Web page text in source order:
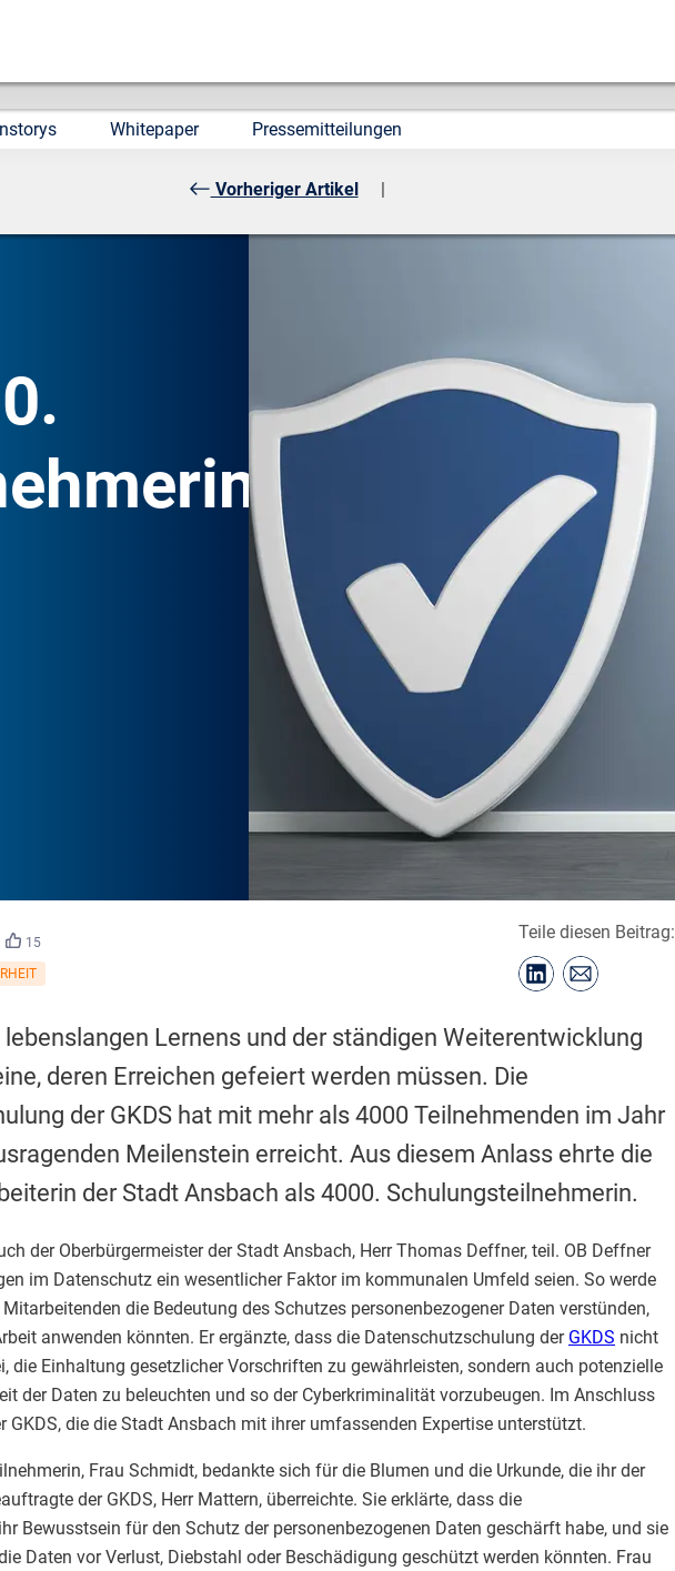
Whitepaper Pressemitteilungen
Vorheriger Artikel |
15
Teile diesen Beitrag:
lebenslangen Lernens und der ständigen Weiterentwicklung
deren Erreichen gefeiert werden müssen. Die
der GKDS hat mit mehr als 4000 Teilnehmenden im Jahr
Meilenstein erreicht. Aus diesem Anlass ehrte die
der Stadt Ansbach als 4000. Schulungsteilnehmerin.
der Oberbürgermeister der Stadt Ansbach, Herr Thomas Deffner, teil. OB Deffner
im Datenschutz ein wesentlicher Faktor im kommunalen Umfeld seien. So werde
die Bedeutung des Schutzes personenbezogener Daten verstünden,
anwenden könnten. Er ergänzte, dass die Datenschutzschulung der GKDS nicht
die Einhaltung gesetzlicher Vorschriften zu gewährleisten, sondern auch potenzielle
der Daten zu beleuchten und so der Cyberkriminalität vorzubeugen. Im Anschluss
GKDS, die die Stadt Ansbach mit ihrer umfassenden Expertise unterstützt.
Frau Schmidt, bedankte sich für die Blumen und die Urkunde, die ihr der
der GKDS, Herr Mattern, überreichte. Sie erklärte, dass die
Bewusstsein für den Schutz der personenbezogenen Daten geschärft habe, und sie
Daten vor Verlust, Diebstahl oder Beschädigung geschützt werden könnten. Frau